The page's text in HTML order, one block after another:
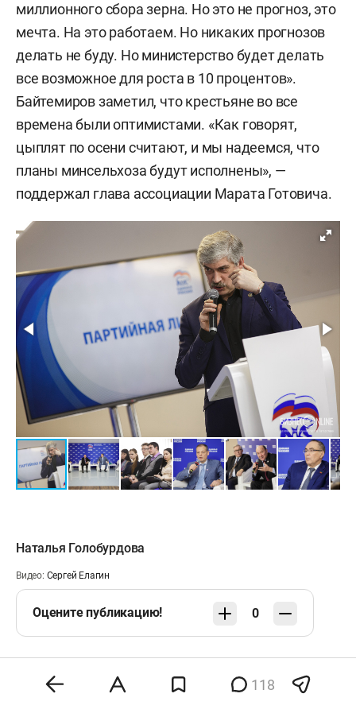
миллионного сбора зерна. Но это не прогноз, это
мечта. На это работаем. Но никаких прогнозов
делать не буду. Но министерство будет делать
все возможное для роста в 10 процентов».
Байтемиров заметил, что крестьяне во все
времена были оптимистами. «Как говорят,
цыплят по осени считают, и мы надеемся, что
планы минсельхоза будут исполнены», —
поддержал глава ассоциации Марата Готовича.
Наталья Голобурдова
Видео: Сергей Елагин
Оцените публикацию! 0
Сделать БО основным источником новостей
118